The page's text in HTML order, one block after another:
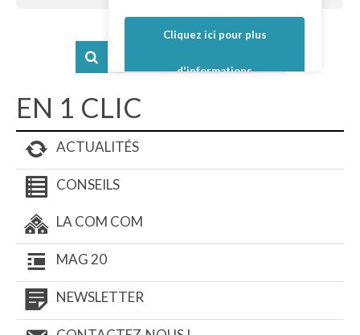
EN 1 CLIC
ACTUALITÉS
CONSEILS
LA COM COM
MAG 20
NEWSLETTER
Cliquez ici pour plus
d'informations